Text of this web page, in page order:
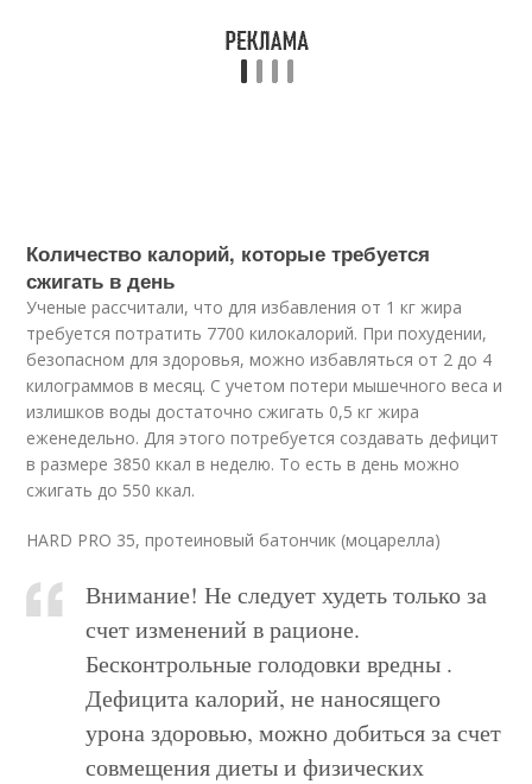
Количество калорий, которые требуется
сжигать в день
Ученые рассчитали, что для избавления от 1 кг жира
требуется потратить 7700 килокалорий. При похудении,
безопасном для здоровья, можно избавляться от 2 до 4
килограммов в месяц. С учетом потери мышечного веса и
излишков воды достаточно сжигать 0,5 кг жира
еженедельно. Для этого потребуется создавать дефицит
в размере 3850 ккал в неделю. То есть в день можно
сжигать до 550 ккал.
HARD PRO 35, протеиновый батончик (моцарелла)
Внимание! Не следует худеть только за
счет изменений в рационе.
Бесконтрольные голодовки вредны .
Дефицита калорий, не наносящего
урона здоровью, можно добиться за счет
совмещения диеты и физических